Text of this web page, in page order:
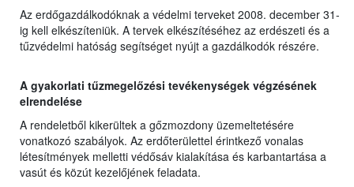
Az erdőgazdálkodóknak a védelmi terveket 2008. december 31-
ig kell elkészíteniük. A tervek elkészítéséhez az erdészeti és a
tűzvédelmi hatóság segítséget nyújt a gazdálkodók részére.
A gyakorlati tűzmegelőzési tevékenységek végzésének
elrendelése
A rendeletből kikerültek a gőzmozdony üzemeltetésére
vonatkozó szabályok. Az erdőterülettel érintkező vonalas
létesítmények melletti védősáv kialakítása és karbantartása a
vasút és közút kezelőjének feladata.